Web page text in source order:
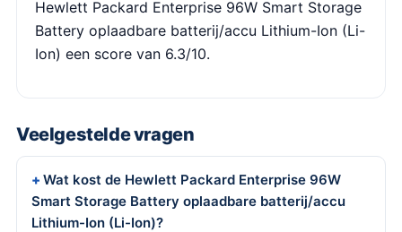
Hewlett Packard Enterprise 96W Smart Storage
Battery oplaadbare batterij/accu Lithium-Ion (Li-
Ion) een score van 6.3/10.
Veelgestelde vragen
Wat kost de Hewlett Packard Enterprise 96W
Smart Storage Battery oplaadbare batterij/accu
Lithium-Ion (Li-Ion)?